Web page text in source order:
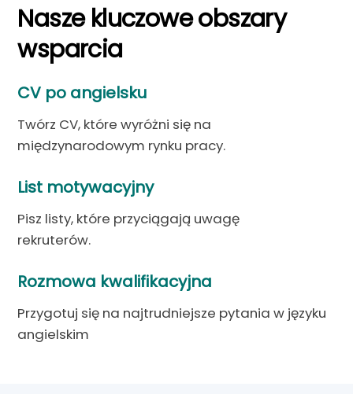
Nasze kluczowe obszary
wsparcia
CV po angielsku
Twórz CV, które wyróżni się na
międzynarodowym rynku pracy.
List motywacyjny
Pisz listy, które przyciągają uwagę
rekruterów.
Rozmowa kwalifikacyjna
Przygotuj się na najtrudniejsze pytania w języku
angielskim